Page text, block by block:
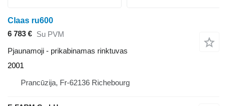
Claas ru600
6 783 € Su PVM
Pjaunamoji - prikabinamas rinktuvas
2001
Prancūzija, Fr-62136 Richebourg